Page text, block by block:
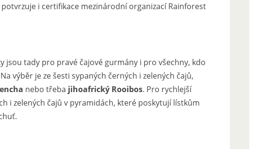
i certifikace mezinárodní organizací Rainforest
jsou tady pro pravé čajové gurmány i pro všechny, kdo
výběr je ze šesti sypaných černých i zelených čajů,
nebo třeba jihoafrický Rooibos. Pro rychlejší
i zelených čajů v pyramidách, které poskytují lístkům